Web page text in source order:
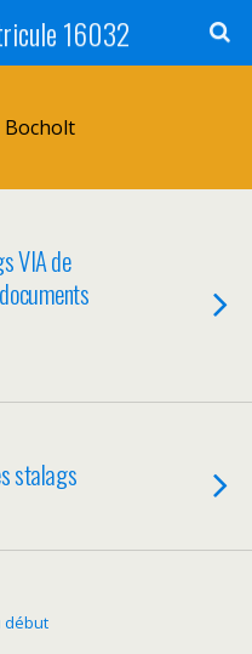
16032
Bocholt
VIA de
stalags
début